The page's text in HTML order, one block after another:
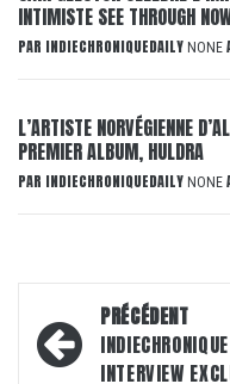
INTIMISTE SEE THROUGH
PAR INDIECHRONIQUEDAILY NONE
L’ARTISTE NORVÉGIENNE
PREMIER ALBUM, HULDRA
PAR INDIECHRONIQUEDAILY NONE
Navigation
d’article
PRÉCÉDENT
INTERVIEW